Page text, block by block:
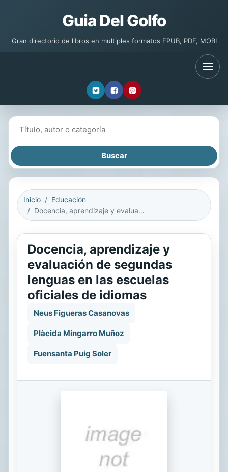
Guia Del Golfo
Gran directorio de libros en multiples formatos EPUB, PDF, MOBI
Inicio
Educación
Docencia, aprendizaje y evaluación de segundas lenguas en las escuelas oficiales de idiomas
Docencia, aprendizaje y
evaluación de segundas
lenguas en las escuelas
oficiales de idiomas
Neus Figueras Casanovas
Plàcida Mingarro Muñoz
Fuensanta Puig Soler